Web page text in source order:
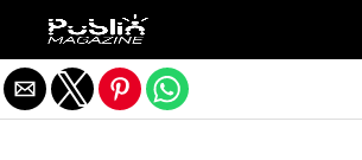
Salir de la versión móvil